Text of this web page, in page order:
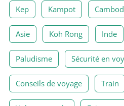
Kep Kampot
Asie Koh Rong Inde
Paludisme Sécurité en
Conseils de voyage Train